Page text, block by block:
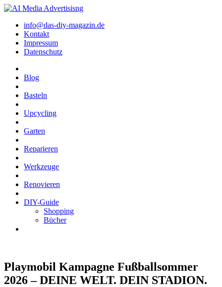
info@das-diy-magazin.de
Kontakt
Impressum
Datenschutz
Blog
Basteln
Upcycling
Garten
Reparieren
Werkzeuge
Renovieren
DIY-Guide
Shopping
Bücher
Playmobil Kampagne Fußballsommer
2026 – DEINE WELT. DEIN STADION.